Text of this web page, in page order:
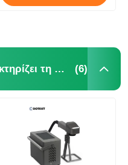
φορητό λέιζερ που χαρακτηρίζει τη μηχανή (6)